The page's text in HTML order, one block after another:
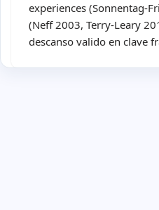
experiences (Sonnentag-
(Neff 2003, Terry-Leary
descanso valido en clave